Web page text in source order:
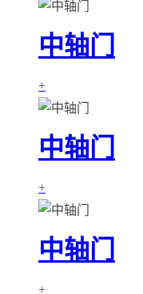
中轴门
+
中轴门
+
中轴门
+